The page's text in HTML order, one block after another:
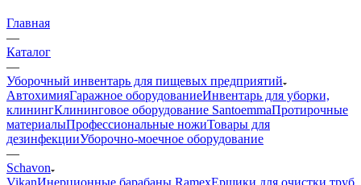
Главная
—
Каталог
—
Уборочный инвентарь для пищевых предприятий
АвтохимияГаражное оборудованиеИнвентарь для уборки,
клинингКлининговое оборудование SantoemmaПротирочные
материалыПрофессиональные ножиТовары для
дезинфекцииУборочно-моечное оборудование
—
Schavon
VikanИнерционные барабаны RamexЕршики для очистки труб